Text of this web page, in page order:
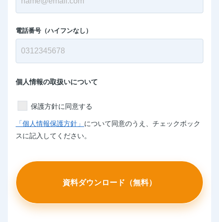
電話番号（ハイフンなし）
個人情報の取扱いについて
保護方針に同意する
「個人情報保護方針」 について同意のうえ、チェックボック
スに記入してください。